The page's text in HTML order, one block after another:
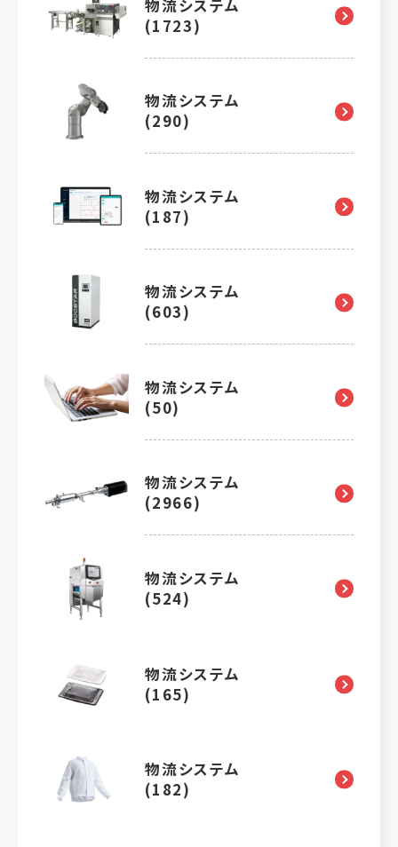
物流システム
(1723)
物流システム
(290)
物流システム
(187)
物流システム
(603)
物流システム
(50)
物流システム
(2966)
物流システム
(524)
物流システム
(165)
物流システム
(182)